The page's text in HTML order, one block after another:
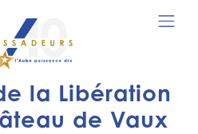
la Libération
de Vaux